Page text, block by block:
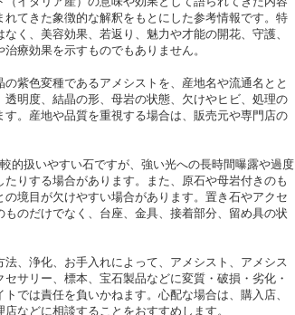
てきた象徴的な解釈をもとにした参考情報です。特
く、美容効果、若返り、魅力や才能の開花、守護、
療効果を示すものでもありません。
紫色変種であるアメシストを、産地名や流通名とと
透明度、結晶の形、母岩の状態、欠けやヒビ、処理の
。産地や品質を重視する場合は、販売元や専門店の
的扱いやすい石ですが、強い光への長時間曝露や過度
りする場合があります。また、原石や母岩付きのも
境目が欠けやすい場合があります。置き石やアクセ
のだけでなく、台座、金具、接着部分、留め具の状
、浄化、お手入れによって、アメシスト、アメシス
サリー、標本、宝石製品などに変質・破損・劣化・
では責任を負いかねます。心配な場合は、購入店、
などに相談することをおすすめします。